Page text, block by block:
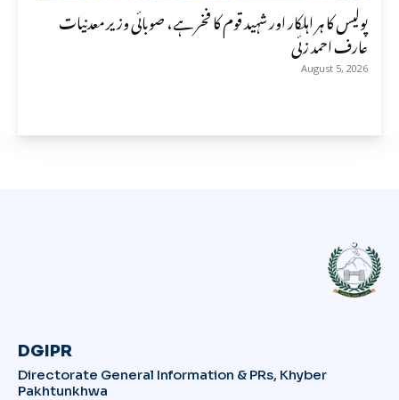
پولیس کا ہر اہلکار اور شہید قوم کا فخر ہے، صوبائی وزیر معدنیات
عارف احمد زئی
August 5, 2026
DGIPR
Directorate General Information & PRs, Khyber
Pakhtunkhwa